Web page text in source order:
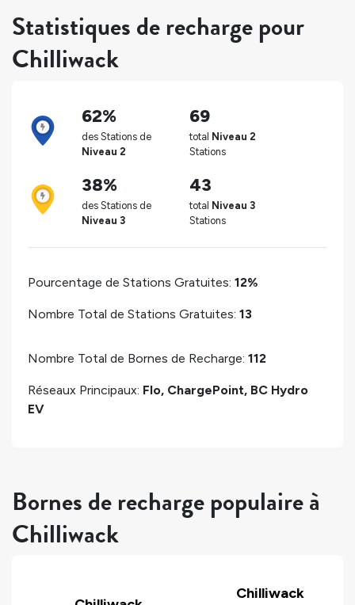
Statistiques de recharge pour
Chilliwack
62%
des Stations de
Niveau 2
69
total Niveau 2
Stations
38%
des Stations de
Niveau 3
43
total Niveau 3
Stations
Pourcentage de Stations Gratuites: 12%
Nombre Total de Stations Gratuites: 13
Nombre Total de Bornes de Recharge: 112
Réseaux Principaux: Flo, ChargePoint, BC Hydro
EV
Bornes de recharge populaire à
Chilliwack
Chilliwack